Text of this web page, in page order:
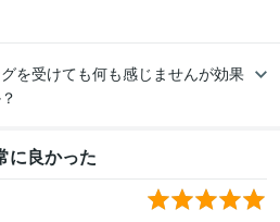
を受けても何も感じませんが効果
に良かった